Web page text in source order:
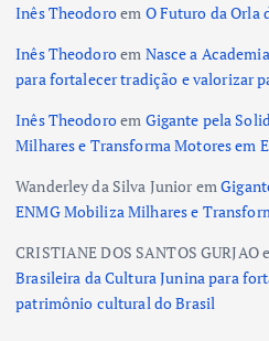
Inês Theodoroem O Futuro da Orla
Inês Theodoroem Nasce a
para fortalecer tradição e valorizar
Inês Theodoroem Gigante pela
Milhares e Transforma Motores em
Wanderley da Silva Juniorem
ENMG Mobiliza Milhares e
CRISTIANE DOS SANTOS GURJAO
Brasileira da Cultura Junina para
patrimônio cultural do Brasil